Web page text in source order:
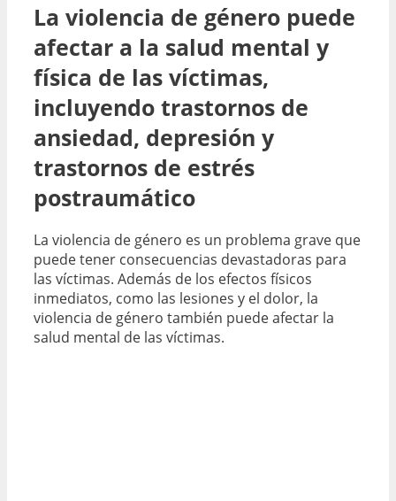
La violencia de género puede
afectar a la salud mental y
física de las víctimas,
incluyendo trastornos de
ansiedad, depresión y
trastornos de estrés
postraumático
La violencia de género es un problema grave que
puede tener consecuencias devastadoras para
las víctimas. Además de los efectos físicos
inmediatos, como las lesiones y el dolor, la
violencia de género también puede afectar la
salud mental de las víctimas.